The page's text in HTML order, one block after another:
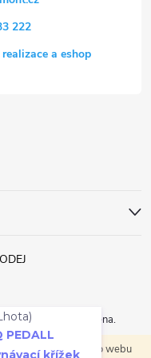
procházením tohoto webu
222
a eshop
práva vyhrazena.
křížek
3mm,